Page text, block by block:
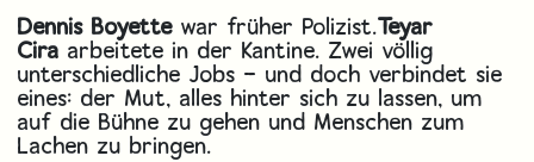
Dennis Boyette war früher Polizist.Teyar
Cira arbeitete in der Kantine. Zwei völlig
unterschiedliche Jobs – und doch verbindet sie
eines: der Mut, alles hinter sich zu lassen, um
auf die Bühne zu gehen und Menschen zum
Lachen zu bringen.